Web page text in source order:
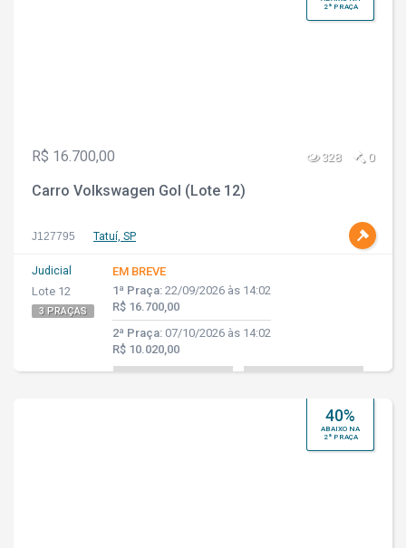
2ª PRAÇA
R$ 16.700,00 328 0
Carro Volkswagen Gol (Lote 12)
J127795 Tatuí, SP
Judicial
Lote 12
3 PRAÇAS
EM BREVE
1ª Praça: 22/09/2026 às 14:02
R$ 16.700,00
2ª Praça: 07/10/2026 às 14:02
R$ 10.020,00
40%
ABAIXO NA
2ª PRAÇA